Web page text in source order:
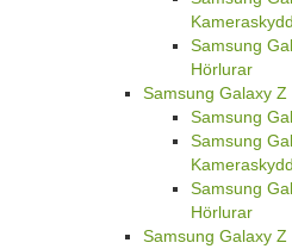
Kameraskydd
Samsung
Hörlurar
Samsung Galaxy Z
Samsung
Samsung
Kameraskydd
Samsung
Hörlurar
Samsung Galaxy Z